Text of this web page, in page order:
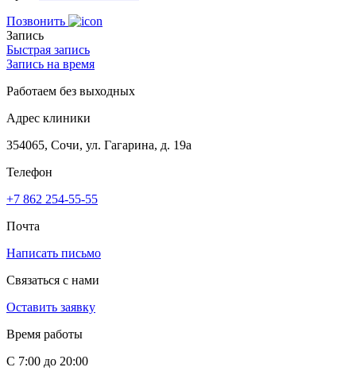
Позвонить
Запись
Быстрая запись
Запись на время
Работаем без выходных
Адрес клиники
354065, Сочи, ул. Гагарина, д. 19а
Телефон
+7 862 254-55-55
Почта
Написать письмо
Связаться с нами
Оставить заявку
Время работы
С 7:00 до 20:00